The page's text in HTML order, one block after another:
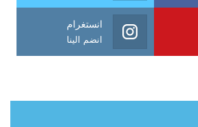
انستغرام
انضم الينا